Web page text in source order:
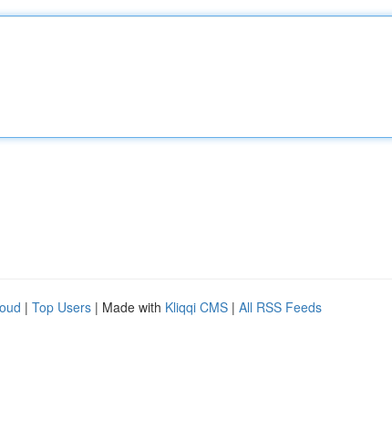
| Top Users | Made with Kliqqi CMS | All RSS Feeds